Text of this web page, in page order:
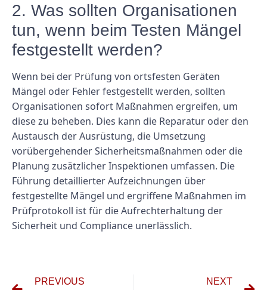
2. Was sollten Organisationen
tun, wenn beim Testen Mängel
festgestellt werden?
Wenn bei der Prüfung von ortsfesten Geräten
Mängel oder Fehler festgestellt werden, sollten
Organisationen sofort Maßnahmen ergreifen, um
diese zu beheben. Dies kann die Reparatur oder den
Austausch der Ausrüstung, die Umsetzung
vorübergehender Sicherheitsmaßnahmen oder die
Planung zusätzlicher Inspektionen umfassen. Die
Führung detaillierter Aufzeichnungen über
festgestellte Mängel und ergriffene Maßnahmen im
Prüfprotokoll ist für die Aufrechterhaltung der
Sicherheit und Compliance unerlässlich.
PREVIOUS NEXT